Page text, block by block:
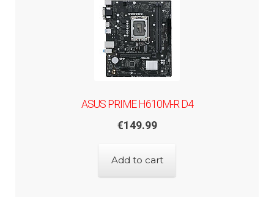
ASUS PRIME H610M-R D4
€149.99
Add to cart